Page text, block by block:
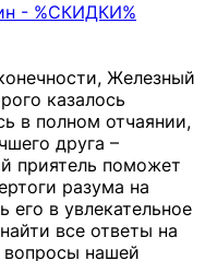
- %СКИДКИ%
Железный
казалось
в полном отчаянии,
друга –
приятель поможет
разума на
в увлекательное
все ответы на
нашей